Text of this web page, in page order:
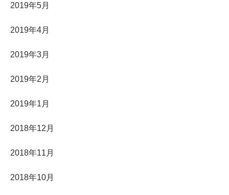
2019年5月
2019年4月
2019年3月
2019年2月
2019年1月
2018年12月
2018年11月
2018年10月